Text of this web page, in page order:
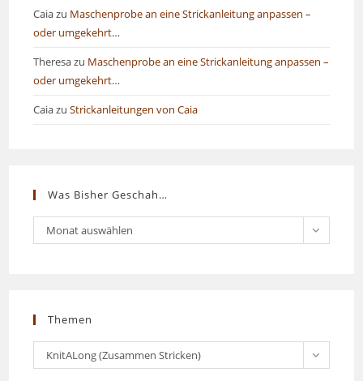
Caiazu Maschenprobe an eine Strickanleitung anpassen –
oder umgekehrt…
Theresazu Maschenprobe an eine Strickanleitung anpassen –
oder umgekehrt…
CaiazuStrickanleitungen von Caia
Was Bisher Geschah…
Was
bisher
Monat auswählen
Themen
Themen
KnitALong (Zusammen Stricken)